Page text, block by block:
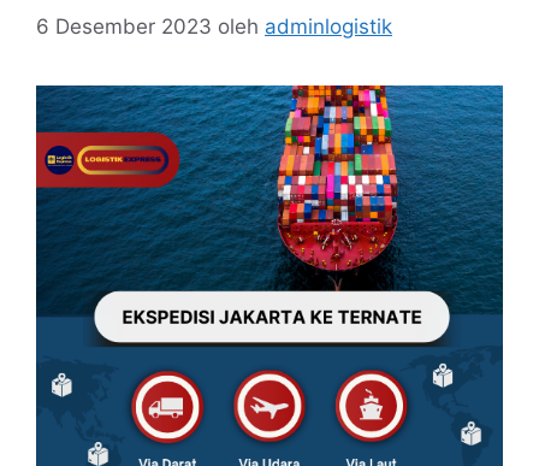
6 Desember 2023 oleh adminlogistik